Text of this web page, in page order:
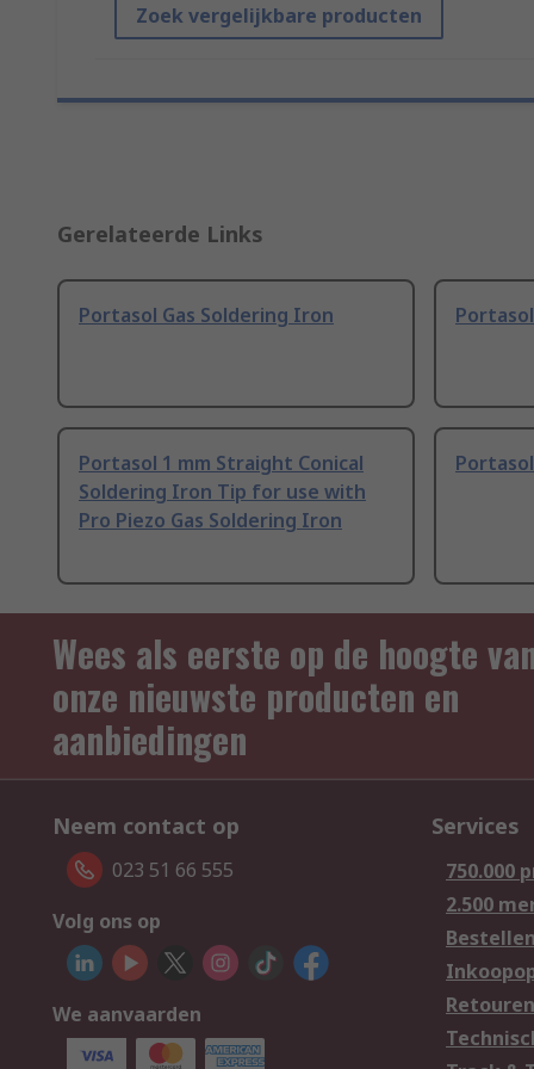
Zoek vergelijkbare producten
Gerelateerde Links
Portasol Gas Soldering Iron
Portasol 1 mm Straight Conical
Soldering Iron Tip for use with
Pro Piezo Gas Soldering Iron
Wees als eerste op de hoogte
onze nieuwste producten en
aanbiedingen
Neem contact op
023 51 66 555
Volg ons op
We aanvaarden
Services
750.000
2.500
Bestellen
Retouren